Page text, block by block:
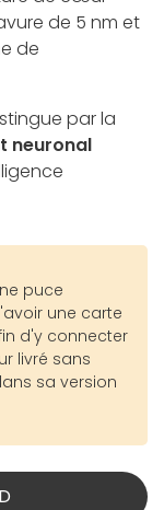
de 5 nm et
de
par la
neuronal
puce
une carte
d'y connecter
livré sans
sa version